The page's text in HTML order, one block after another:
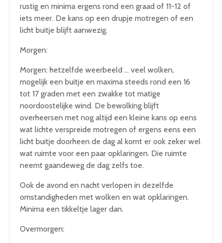
rustig en minima ergens rond een graad of 11-12 of
iets meer. De kans op een drupje motregen of een
licht buitje blijft aanwezig.
Morgen:
Morgen: hetzelfde weerbeeld … veel wolken,
mogelijk een buitje en maxima steeds rond een 16
tot 17 graden met een zwakke tot matige
noordoostelijke wind. De bewolking blijft
overheersen met nog altijd een kleine kans op eens
wat lichte verspreide motregen of ergens eens een
licht buitje doorheen de dag al komt er ook zeker wel
wat ruimte voor een paar opklaringen. Die ruimte
neemt gaandeweg de dag zelfs toe.
Ook de avond en nacht verlopen in dezelfde
omstandigheden met wolken en wat opklaringen.
Minima een tikkeltje lager dan.
Overmorgen: